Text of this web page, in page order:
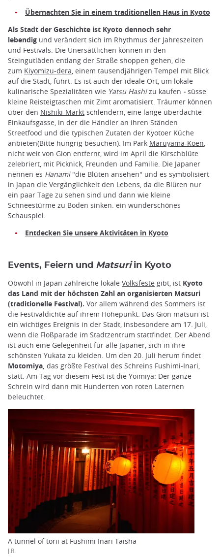
Übernachten Sie in einem traditionellen Haus in Kyoto
Als Stadt der Geschichte ist Kyoto dennoch sehr
lebendig und verändert sich im Rhythmus der Jahreszeiten
und Festivals. Die Unersättlichen können in den
Steingutläden entlang der Straße shoppen gehen, die
zum Kiyomizu-dera, einem tausendjährigen Tempel mit Blick
auf die Stadt, führt. Es ist auch der ideale Ort, um lokale
kulinarische Spezialitäten wie Yatsu Hashizu kaufen - süsse
kleine Reisteigtaschen mit Zimt aromatisiert. Träumer können
über den Nishiki-Markt schlendern, eine lange überdachte
Einkaufsgasse, in der die Händler an ihren Ständen
Streetfood und die typischen Zutaten der Kyotoer Küche
anbieten(Bitte hungrig besuchen). Im Park Maruyama-Koen,
nicht weit von Gion entfernt, wird im April die Kirschblüte
zelebriert, mit Picknick, Freunden und Familie. Die Japaner
nennen es Hanami"die Blüten ansehen" und es symbolisiert
in Japan die Vergänglichkeit den Lebens, da die Blüten nur
ein paar Tage zu sehen sind und dann wie kleine
Schneestürme zu Boden sinken. ein wunderschönes
Schauspiel.
Entdecken Sie unsere Aktivitäten in Kyoto
Events, Feiern und Matsuriin Kyoto
Obwohl in Japan zahlreiche lokale Volksfeste gibt, ist Kyoto
das Land mit der höchsten Zahl an organisierten Matsuri
(traditionelle Festival). Vor allem während des Sommers ist
die Festivaldichte auf ihrem Höhepunkt. Das Gion matsuri ist
ein wichtiges Ereignis in der Stadt, insbesondere am 17. Juli,
wenn die Floßparade im Stadtzentrum stattfindet. Der Abend
ist auch eine Gelegenheit für alle Japaner, sich in ihre
schönsten Yukata zu kleiden. Um den 20. Juli herum findet
Motomiya, das größte Festival des Schreins Fushimi-Inari,
statt. Am Tag vor diesem Fest ist die Yoimiya: Der ganze
Schrein wird dann mit Hunderten von roten Laternen
beleuchtet.
A tunnel of torii at Fushimi Inari Taisha
J.R.